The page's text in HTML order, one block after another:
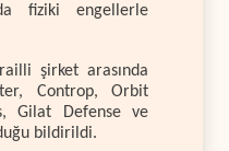
fiziki engellerle
şirket arasında
Controp, Orbit
Gilat Defense ve
bildirildi.